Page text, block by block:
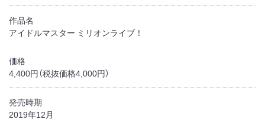
作品名
アイドルマスター ミリオンライブ！
価格
4,400円（税抜価格4,000円）
発売時期
2019年12月